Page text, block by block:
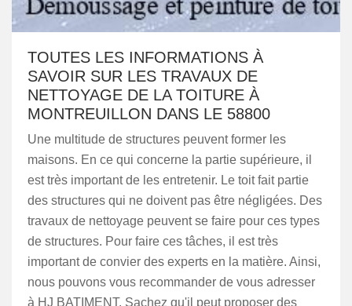
TOUTES LES INFORMATIONS À
SAVOIR SUR LES TRAVAUX DE
NETTOYAGE DE LA TOITURE À
MONTREUILLON DANS LE 58800
Une multitude de structures peuvent former les
maisons. En ce qui concerne la partie supérieure, il
est très important de les entretenir. Le toit fait partie
des structures qui ne doivent pas être négligées. Des
travaux de nettoyage peuvent se faire pour ces types
de structures. Pour faire ces tâches, il est très
important de convier des experts en la matière. Ainsi,
nous pouvons vous recommander de vous adresser
à HJ BATIMENT. Sachez qu'il peut proposer des